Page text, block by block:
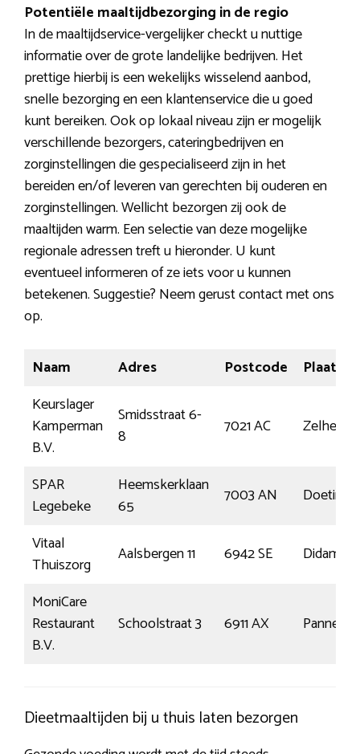
Potentiële maaltijdbezorging in de regio
In de maaltijdservice-vergelijker checkt u nuttige
informatie over de grote landelijke bedrijven. Het
prettige hierbij is een wekelijks wisselend aanbod,
snelle bezorging en een klantenservice die u goed
kunt bereiken. Ook op lokaal niveau zijn er mogelijk
verschillende bezorgers, cateringbedrijven en
zorginstellingen die gespecialiseerd zijn in het
bereiden en/of leveren van gerechten bij ouderen en
zorginstellingen. Wellicht bezorgen zij ook de
maaltijden warm. Een selectie van deze mogelijke
regionale adressen treft u hieronder. U kunt
eventueel informeren of ze iets voor u kunnen
betekenen. Suggestie? Neem gerust contact met ons
op.
Naam Adres Postcode
Plaats
Keurslager
Kamperman
B.V.
Smidsstraat 6-
8
7021 AC Zelhem
SPAR
Legebeke
Heemskerklaan
65
7003 AN
Vitaal
Thuiszorg
Aalsbergen 11 6942 SE
Didam
MoniCare
Restaurant
B.V.
Schoolstraat 3 6911 AX
Dieetmaaltijden bij u thuis laten bezorgen